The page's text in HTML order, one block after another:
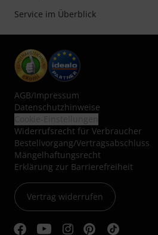
Service im Überblick
AGB/Impressum
Datenschutzhinweise
Widerrufsrecht für Verbraucher
Bestellvorgang/Vertragsabschluss
Mängelhaftungsrecht
Erklärung zur Barrierefreiheit
Vertrag widerrufen